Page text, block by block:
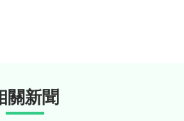
關新聞